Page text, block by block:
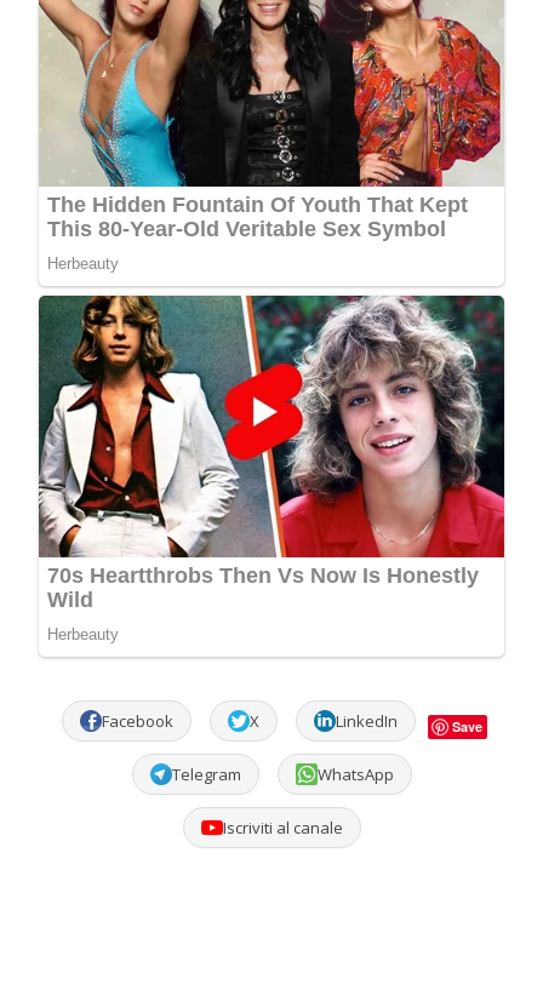
Facebook X LinkedIn Save
Telegram WhatsApp
Iscriviti al canale